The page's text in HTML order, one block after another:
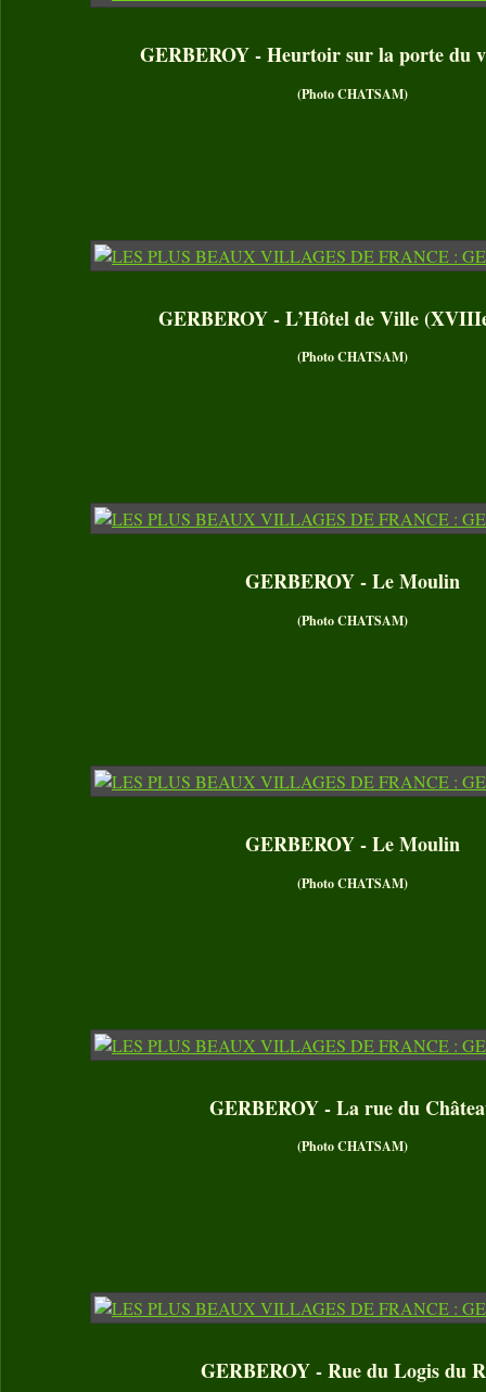
GERBEROY - Heurtoir sur la porte du
(Photo CHATSAM)
GERBEROY - L’Hôtel de Ville
(Photo CHATSAM)
GERBEROY - Le Moulin
(Photo CHATSAM)
GERBEROY - Le Moulin
(Photo CHATSAM)
GERBEROY - La rue du
(Photo CHATSAM)
GERBEROY - Rue du Logis du